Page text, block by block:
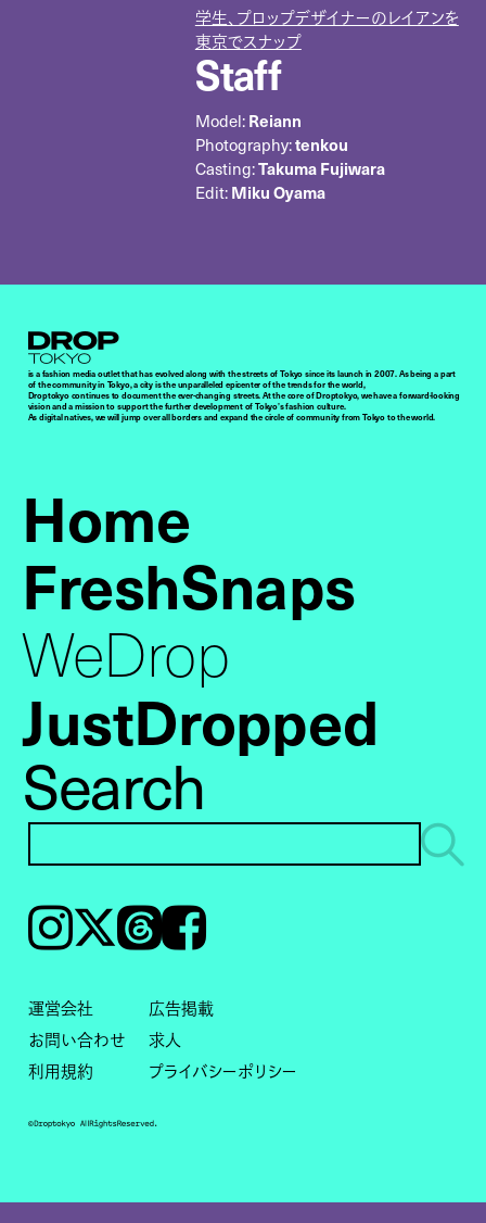
学生、プロップデザイナーのレイアンを
東京でスナップ
Staff
Model:Reiann
Photography:tenkou
Casting:Takuma Fujiwara
Edit:Miku Oyama
Droptokyo
is a fashion media outlet that has evolved along with the streets of Tokyo since its launch in 2007. As being a part
of the community in Tokyo, a city is the unparalleled epicenter of the trends for the world,
Droptokyo continues to document the ever-changing streets. At the core of Droptokyo, we have a forward-looking
vision and a mission to support the further development of Tokyo’s fashion culture.
As digital natives, we will jump over all borders and expand the circle of community from Tokyo to the world.
Home
FreshSnaps
WeDrop
JustDropped
Search
Instagram𝕏ThreadsFacebook
運営会社
広告掲載
お問い合わせ
求人
利用規約
プライバシーポリシー